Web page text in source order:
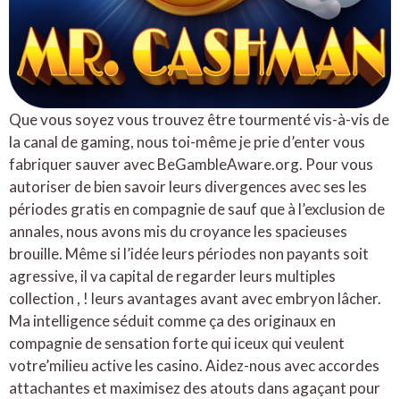
Que vous soyez vous trouvez être tourmenté vis-à-vis de
la canal de gaming, nous toi-même je prie d’enter vous
fabriquer sauver avec BeGambleAware.org. Pour vous
autoriser de bien savoir leurs divergences avec ses les
périodes gratis en compagnie de sauf que à l’exclusion de
annales, nous avons mis du croyance les spacieuses
brouille. Même si l’idée leurs périodes non payants soit
agressive, il va capital de regarder leurs multiples
collection , ! leurs avantages avant avec embryon lâcher.
Ma intelligence séduit comme ça des originaux en
compagnie de sensation forte qui iceux qui veulent
votre’milieu active les casino. Aidez-nous avec accordes
attachantes et maximisez des atouts dans agaçant pour